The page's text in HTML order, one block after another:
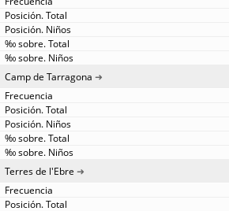
Camp de Tarragona
Terres de l'Ebre